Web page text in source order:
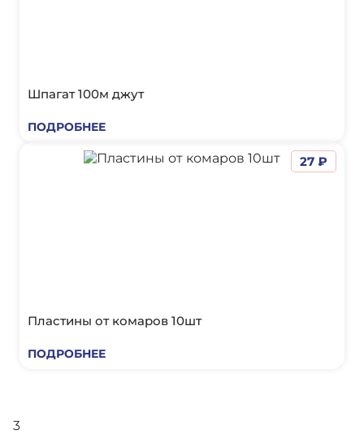
Шпагат 100м джут
ПОДРОБНЕЕ
Пластины от комаров 10шт
ПОДРОБНЕЕ
27 ₽
3